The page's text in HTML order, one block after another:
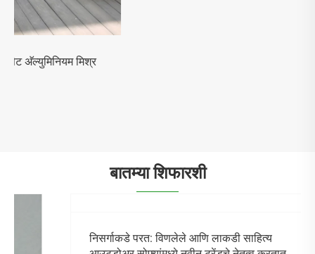
मैदानी हवामान प्रतिरोधक सागवान लाकूड रतन सोफा
बातम्या शिफारशी